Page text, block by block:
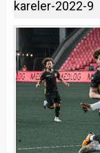
kareler-2022-9